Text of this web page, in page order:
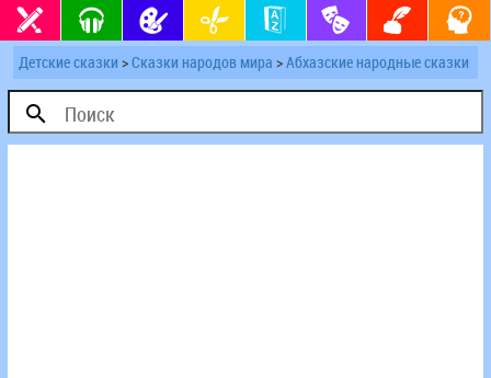
Детские сказки >Сказки народов мира >Абхазские народные сказки